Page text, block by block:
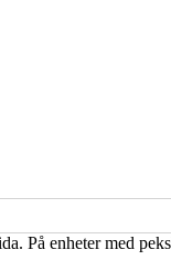
På enheter med